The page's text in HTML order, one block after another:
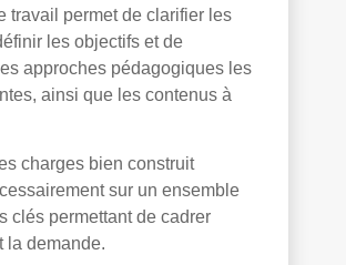
travail permet de clarifier les
les objectifs et de
approches pédagogiques les
ainsi que les contenus à
charges bien construit
sur un ensemble
clés permettant de cadrer
la demande.